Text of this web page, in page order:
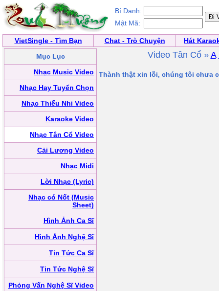
Bí Danh:
Mật Mã:
VietSingle - Tìm Bạn Chat - Trò Chuyện
Hát
Mục Lục
Nhạc Music Video
Nhạc Hay Tuyển Chọn
Nhạc Thiếu Nhi Video
Karaoke Video
Nhạc Tân Cổ Video
Cải Lương Video
Nhạc Midi
Lời Nhạc (Lyric)
Nhạc có Nốt (Music
Sheet)
Hình Ảnh Ca Sĩ
Hình Ảnh Nghệ Sĩ
Tin Tức Ca Sĩ
Tin Tức Nghệ Sĩ
Phỏng Vấn Nghệ Sĩ Video
Video Tân Cổ » A
Thành thật xin lỗi, chúng tôi chưa